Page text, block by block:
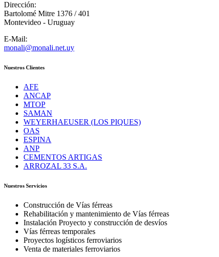
Dirección:
Bartolomé Mitre 1376 / 401
Montevideo - Uruguay
E-Mail:
monali@monali.net.uy
Nuestros Clientes
AFE
ANCAP
MTOP
SAMAN
WEYERHAEUSER (LOS PIQUES)
OAS
ESPINA
ANP
CEMENTOS ARTIGAS
ARROZAL 33 S.A.
Nuestros Servicios
Construcción de Vías férreas
Rehabilitación y mantenimiento de Vías férreas
Instalación Proyecto y construcción de desvíos
Vías férreas temporales
Proyectos logísticos ferroviarios
Venta de materiales ferroviarios